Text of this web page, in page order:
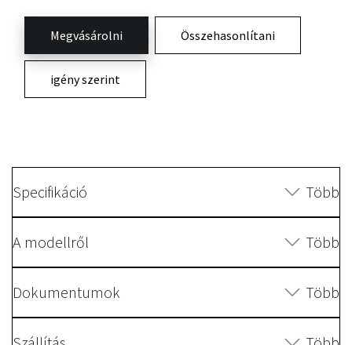
Megvásárolni Összehasonlítani
igény szerint
Specifikáció Több
A modellről Több
Dokumentumok Több